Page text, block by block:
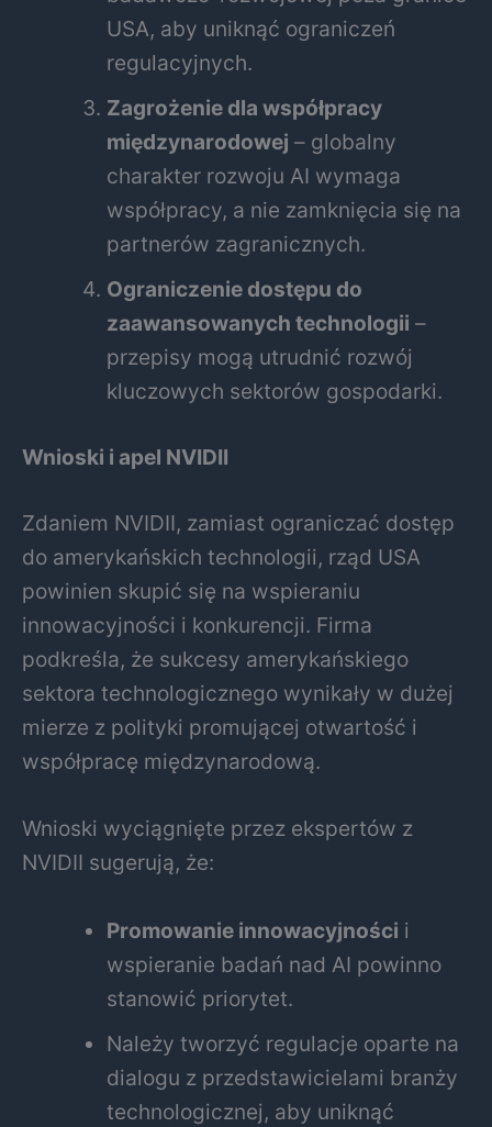
USA, aby uniknąć ograniczeń
regulacyjnych.
Zagrożenie dla współpracy
międzynarodowej – globalny
charakter rozwoju AI wymaga
współpracy, a nie zamknięcia się na
partnerów zagranicznych.
Ograniczenie dostępu do
zaawansowanych technologii –
przepisy mogą utrudnić rozwój
kluczowych sektorów gospodarki.
Wnioski i apel NVIDII
Zdaniem NVIDII, zamiast ograniczać dostęp
do amerykańskich technologii, rząd USA
powinien skupić się na wspieraniu
innowacyjności i konkurencji. Firma
podkreśla, że sukcesy amerykańskiego
sektora technologicznego wynikały w dużej
mierze z polityki promującej otwartość i
współpracę międzynarodową.
Wnioski wyciągnięte przez ekspertów z
NVIDII sugerują, że:
Promowanie innowacyjności i
wspieranie badań nad AI powinno
stanowić priorytet.
Należy tworzyć regulacje oparte na
dialogu z przedstawicielami branży
technologicznej, aby uniknąć